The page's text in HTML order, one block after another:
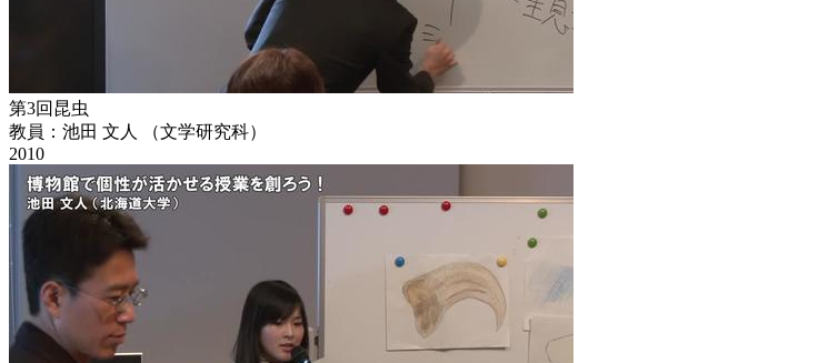
第3回昆虫
教員：池田 文人 （文学研究科）
2010